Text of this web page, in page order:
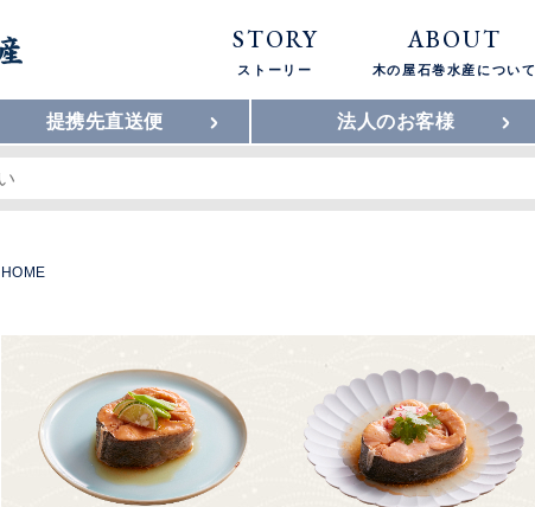
STORY
ストーリー
ABOUT
木の屋石巻水産について
提携先直送便 法人のお客様
HOME